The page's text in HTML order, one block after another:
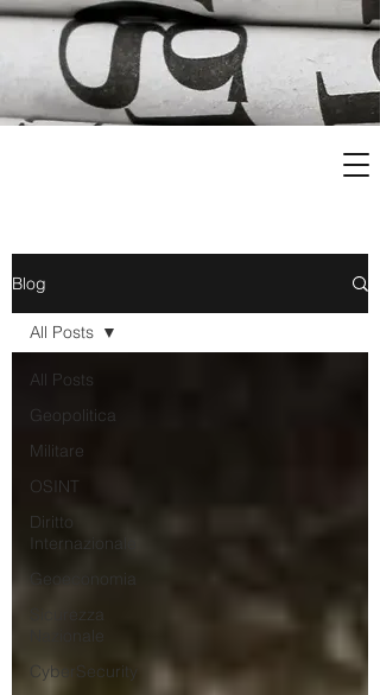
Blog
All Posts
Geopolitica
Militare
OSINT
Diritto
Internazionale
Geoeconomia
Sicurezza
Nazionale
CyberSecurity
All Posts